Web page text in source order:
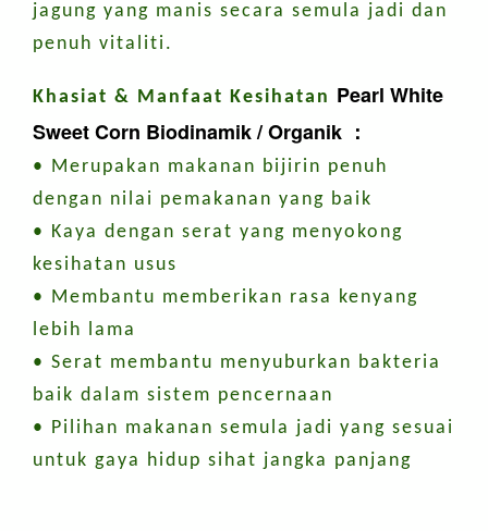
jagung yang manis secara semula jadi dan
penuh vitaliti.
Khasiat & Manfaat Kesihatan Pearl White
Sweet Corn Biodinamik / Organik ：
• Merupakan makanan bijirin penuh
dengan nilai pemakanan yang baik
• Kaya dengan serat yang menyokong
kesihatan usus
• Membantu memberikan rasa kenyang
lebih lama
• Serat membantu menyuburkan bakteria
baik dalam sistem pencernaan
• Pilihan makanan semula jadi yang sesuai
untuk gaya hidup sihat jangka panjang